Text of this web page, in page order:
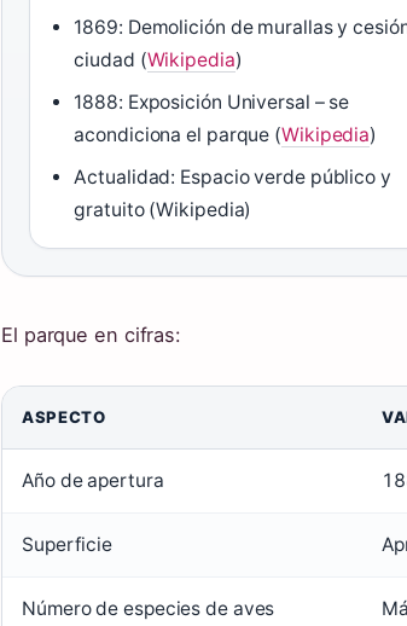
1869: Demolición de murallas y
ciudad (Wikipedia)
1888: Exposición Universal – se
acondiciona el parque (Wikipedia)
Actualidad: Espacio verde público y
gratuito (Wikipedia)
El parque en cifras:
ASPECTO
Año de apertura
Superficie
Número de especies de aves